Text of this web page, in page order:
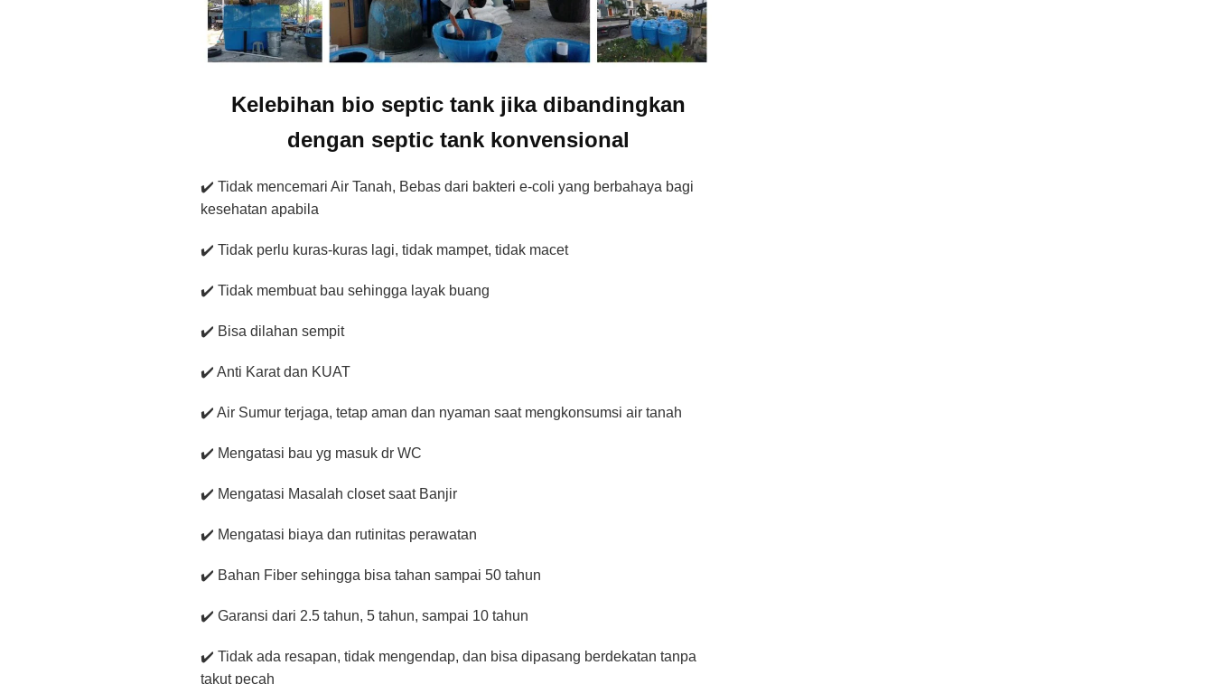
Kelebihan bio septic tank jika dibandingkan
dengan septic tank konvensional
✔️ Tidak mencemari Air Tanah, Bebas dari bakteri e-coli yang berbahaya bagi
kesehatan apabila
✔️ Tidak perlu kuras-kuras lagi, tidak mampet, tidak macet
✔️ Tidak membuat bau sehingga layak buang
✔️ Bisa dilahan sempit
✔️ Anti Karat dan KUAT
✔️ Air Sumur terjaga, tetap aman dan nyaman saat mengkonsumsi air tanah
✔️ Mengatasi bau yg masuk dr WC
✔️ Mengatasi Masalah closet saat Banjir
✔️ Mengatasi biaya dan rutinitas perawatan
✔️ Bahan Fiber sehingga bisa tahan sampai 50 tahun
✔️ Garansi dari 2.5 tahun, 5 tahun, sampai 10 tahun
✔️ Tidak ada resapan, tidak mengendap, dan bisa dipasang berdekatan tanpa
takut pecah